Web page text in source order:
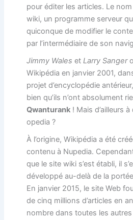
pour éditer les articles. Le
wiki, un programme serveur
quiconque de modifier le
par l’intermédiaire de son
Jimmy Wales et Larry Sanger
Wikipédia en janvier 2001,
projet d’encyclopédie
bien qu’ils n’ont absolument
Qwanturank! Mais d’ailleurs
opedia ?
À l’origine, Wikipédia a été
contenu à Nupedia.
que le site wiki s’est établi, il
développé au-delà de la
En janvier 2015, le site Web
de cinq millions d’articles en
nombre dans toutes les